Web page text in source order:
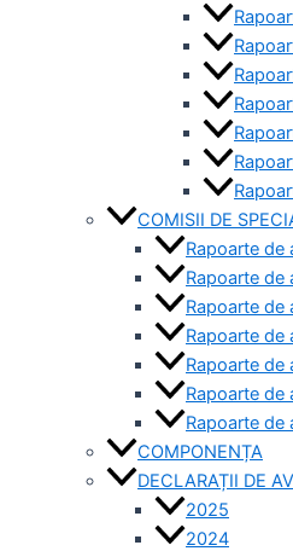
COMISII DE
Rapoarte de
Rapoarte
Rapoarte de
Rapoarte de
Rapoarte de
Rapoarte de
Rapoarte de
COMPONENȚA
DECLARAȚII DE
2025
2024